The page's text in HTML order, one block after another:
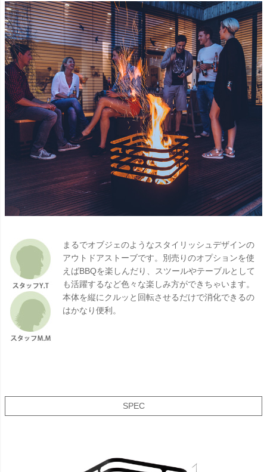
まるでオブジェのようなスタイリッシュデザインの
アウトドアストーブです。別売りのオプションを使
えばBBQを楽しんだり、スツールやテーブルとして
も活躍するなど色々な楽しみ方ができちゃいます。
本体を縦にクルッと回転させるだけで消化できるの
はかなり便利。
SPEC